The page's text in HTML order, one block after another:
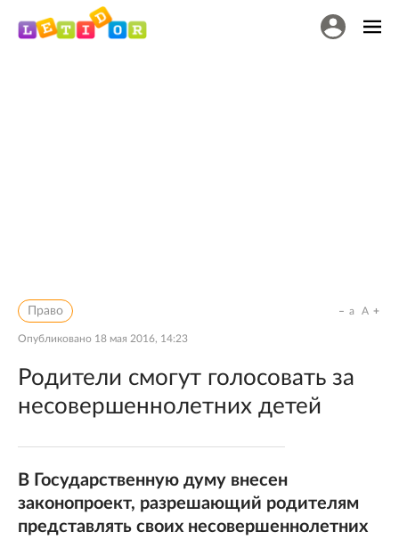
Право
Опубликовано 18 мая 2016, 14:23
a A
Родители смогут голосовать за
несовершеннолетних детей
В Государственную думу внесен
законопроект, разрешающий родителям
представлять своих несовершеннолетних